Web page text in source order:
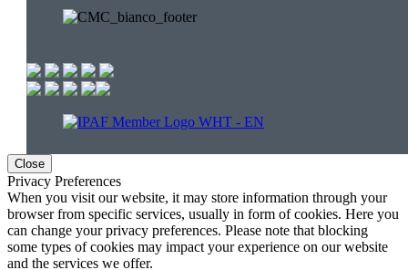
Close
Privacy Preferences
When you visit our website, it may store information through your
browser from specific services, usually in form of cookies. Here you
can change your privacy preferences. Please note that blocking
some types of cookies may impact your experience on our website
and the services we offer.